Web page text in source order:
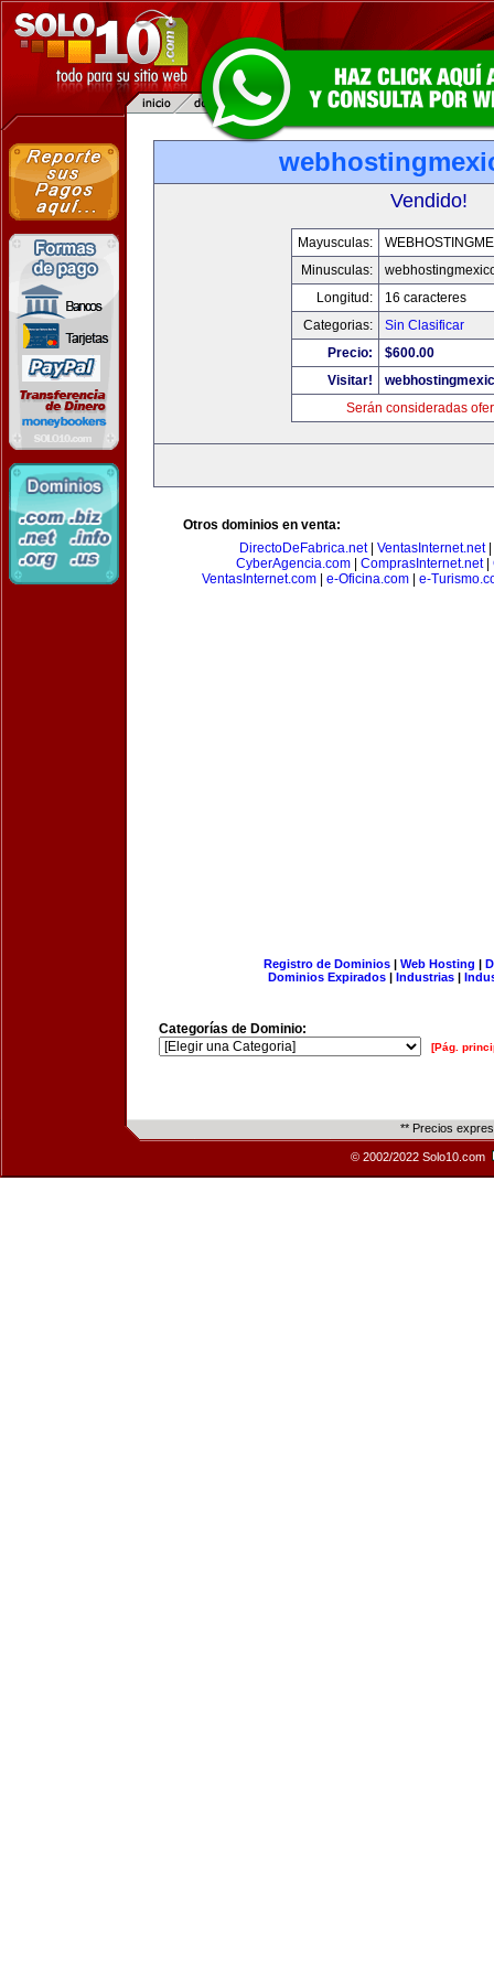
Vendido!
Mayusculas:
Minusculas:
Longitud:
16 caracteres
Categorias:
Sin Clasificar
Precio:
$600.00
Visitar!
Serán consideradas
Otros dominios en venta:
DirectoDeFabrica.net| VentasInternet.net|
CyberAgencia.com| ComprasInternet.net|
VentasInternet.com
e-Oficina.com e-
Registro de Dominios| Web Hosting |
Dominios Expirados | Industrias |
Categorías de Dominio:
[Pág.
** Precios
© 2002/2022 Solo10.com